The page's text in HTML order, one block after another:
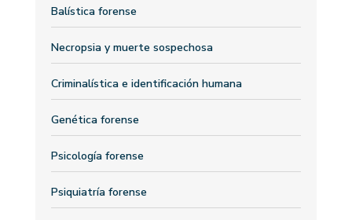
Balística forense
Necropsia y muerte sospechosa
Criminalística e identificación humana
Genética forense
Psicología forense
Psiquiatría forense